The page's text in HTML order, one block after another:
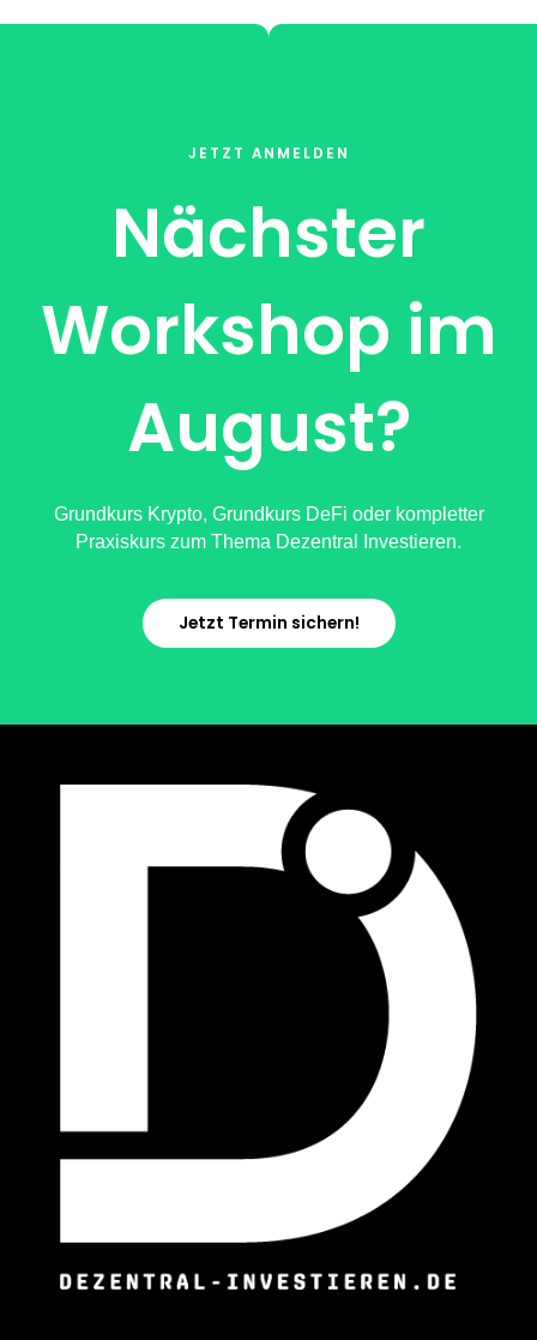
JETZT ANMELDEN
Nächster
Workshop im
August?
Grundkurs Krypto, Grundkurs DeFi oder kompletter
Praxiskurs zum Thema Dezentral Investieren.
Jetzt Termin sichern!